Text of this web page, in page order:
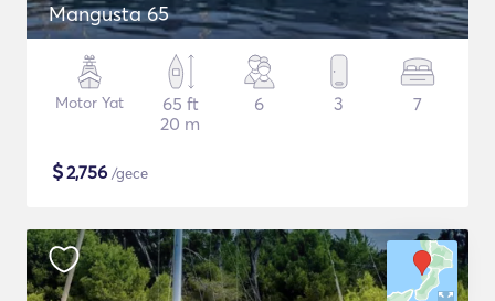
Mangusta 65
Motor Yat
65 ft
20 m
6 3 7
$2,756 /gece